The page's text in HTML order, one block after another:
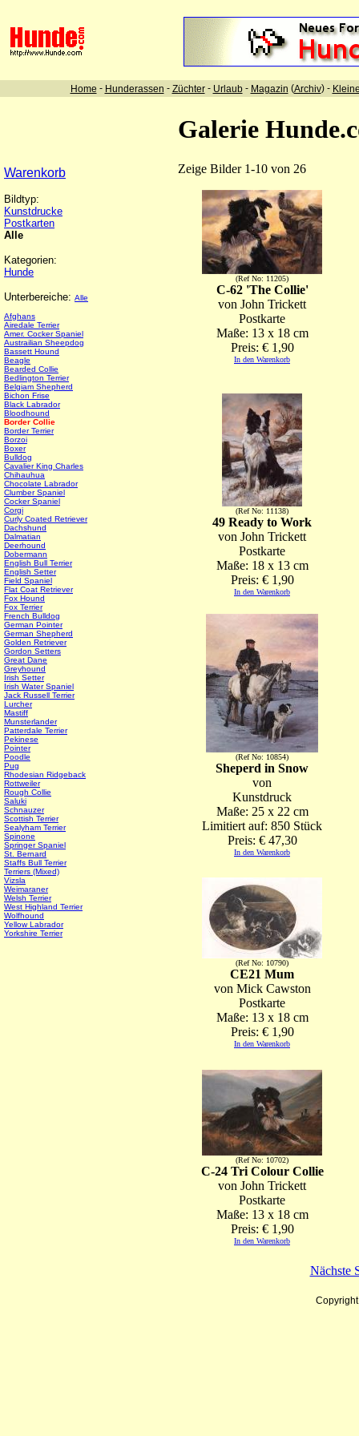
Home - Hunderassen - Züchter- Urlaub- Magazin (Archiv) -
Galerie
Warenkorb
Bildtyp:
Kunstdrucke
Postkarten
Alle
Kategorien:
Hunde
Unterbereiche: Alle
Afghans
Airedale Terrier
Amer. Cocker Spaniel
Austrailian Sheepdog
Bassett Hound
Beagle
Bearded Collie
Bedlington Terrier
Belgiam Shepherd
Bichon Frise
Black Labrador
Bloodhound
Border Collie
Border Terrier
Borzoi
Boxer
Bulldog
Cavalier King Charles
Chihauhua
Chocolate Labrador
Clumber Spaniel
Cocker Spaniel
Corgi
Curly Coated Retriever
Dachshund
Dalmatian
Deerhound
Dobermann
English Bull Terrier
English Setter
Field Spaniel
Flat Coat Retriever
Fox Hound
Fox Terrier
French Bulldog
German Pointer
German Shepherd
Golden Retriever
Gordon Setters
Great Dane
Greyhound
Irish Setter
Irish Water Spaniel
Jack Russell Terrier
Lurcher
Mastiff
Munsterlander
Patterdale Terrier
Pekinese
Pointer
Poodle
Pug
Rhodesian Ridgeback
Rottweiler
Rough Collie
Saluki
Schnauzer
Scottish Terrier
Sealyham Terrier
Spinone
Springer Spaniel
St. Bernard
Staffs Bull Terrier
Terriers (Mixed)
Vizsla
Weimaraner
Welsh Terrier
West Highland Terrier
Wolfhound
Yellow Labrador
Yorkshire Terrier
Zeige Bilder 1-10 von 26
(Ref No: 11205)
C-62 'The Collie'
von John Trickett
Postkarte
Maße: 13 x 18 cm
Preis: € 1,90
In den Warenkorb
(Ref No: 11138)
49 Ready to Work
von John Trickett
Postkarte
Maße: 18 x 13 cm
Preis: € 1,90
In den Warenkorb
(Ref No: 10854)
Sheperd in Snow
von
Kunstdruck
Maße: 25 x 22 cm
Limitiert auf: 850 Stück
Preis: € 47,30
In den Warenkorb
(Ref No: 10790)
CE21 Mum
von Mick Cawston
Postkarte
Maße: 13 x 18 cm
Preis: € 1,90
In den Warenkorb
(Ref No: 10702)
C-24 Tri Colour Collie
von John Trickett
Postkarte
Maße: 13 x 18 cm
Preis: € 1,90
In den Warenkorb
Nächste